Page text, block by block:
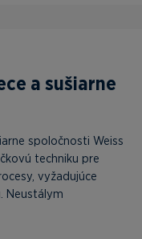
a sušiarne
spoločnosti Weiss
techniku pre
vyžadujúce
Neustálym